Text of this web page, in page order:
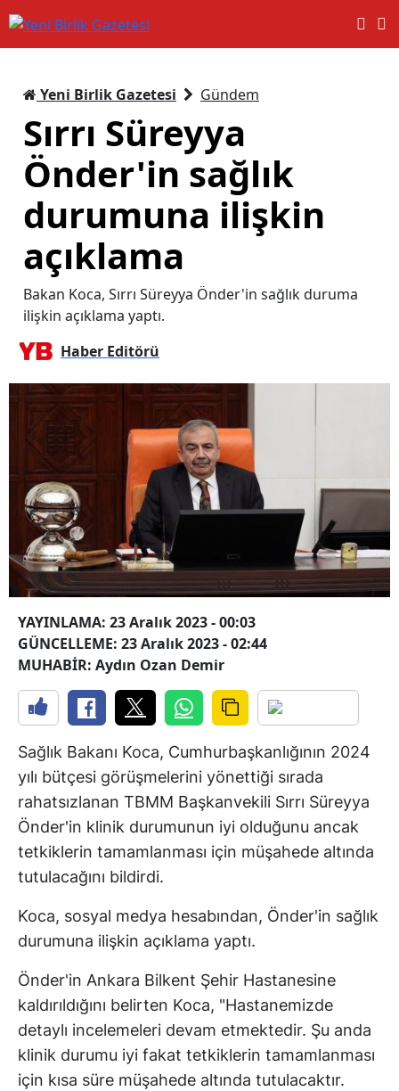
Yeni Birlik Gazetesi Gündem
Sırrı Süreyya
Önder'in sağlık
durumuna ilişkin
açıklama
Bakan Koca, Sırrı Süreyya Önder'in sağlık duruma
ilişkin açıklama yaptı.
Haber Editörü
YAYINLAMA: 23 Aralık 2023 - 00:03
GÜNCELLEME: 23 Aralık 2023 - 02:44
MUHABİR: Aydın Ozan Demir
Sağlık Bakanı Koca, Cumhurbaşkanlığının 2024
yılı bütçesi görüşmelerini yönettiği sırada
rahatsızlanan TBMM Başkanvekili Sırrı Süreyya
Önder'in klinik durumunun iyi olduğunu ancak
tetkiklerin tamamlanması için müşahede altında
tutulacağını bildirdi.
Koca, sosyal medya hesabından, Önder'in sağlık
durumuna ilişkin açıklama yaptı.
Önder'in Ankara Bilkent Şehir Hastanesine
kaldırıldığını belirten Koca, "Hastanemizde
detaylı incelemeleri devam etmektedir. Şu anda
klinik durumu iyi fakat tetkiklerin tamamlanması
için kısa süre müşahede altında tutulacaktır.